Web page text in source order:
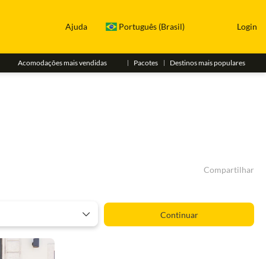
Ajuda Português (Brasil) Login
Acomodações mais vendidas Pacotes Destinos mais populares
Compartilhar
Continuar